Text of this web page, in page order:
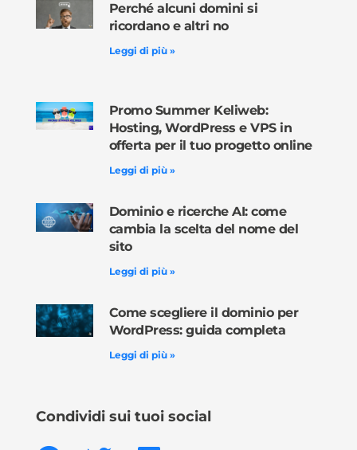
Perché alcuni domini si
ricordano e altri no
Leggi di più »
Promo Summer Keliweb:
Hosting, WordPress e VPS in
offerta per il tuo progetto online
Leggi di più »
Dominio e ricerche AI: come
cambia la scelta del nome del
sito
Leggi di più »
Come scegliere il dominio per
WordPress: guida completa
Leggi di più »
Condividi sui tuoi social